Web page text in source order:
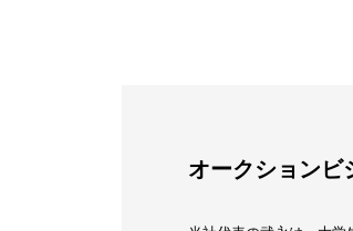
オークションビ